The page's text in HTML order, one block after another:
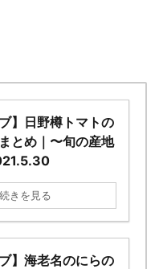
】日野樽トマトの
とめ｜〜旬の産地
続きを見る
】海老名のにらの